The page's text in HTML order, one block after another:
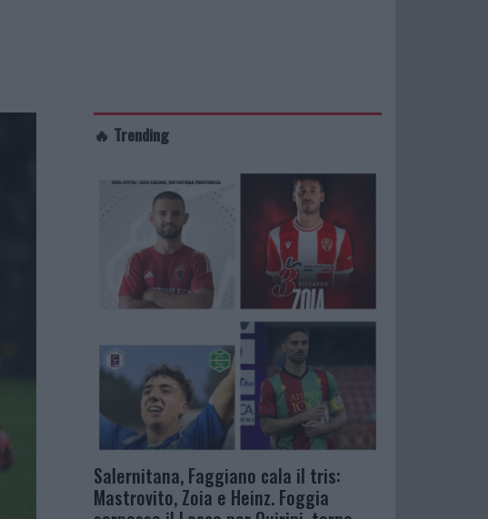
🔥 Trending
Salernitana, Faggiano cala il tris:
Mastrovito, Zoia e Heinz. Foggia